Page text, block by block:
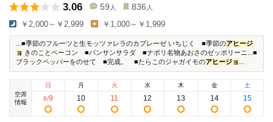
3.06 59 人 836 人
￥2,000～￥2,999 ￥1,000～￥1,999
...■季節のフルーツと生モッツァレラのカプレーゼ いちじく ■季節のアヒージ
ョ きのことベーコン ■バンサンサラダ ■ナポリ名物あおさのゼッポリーニ...■
ブラックペッパーをのせて ■完成。 ■たらこのジャガイモのアヒージョ
空席
情報
日
8/9
月
10
火
11
水
12
木
13
金
14
土
15